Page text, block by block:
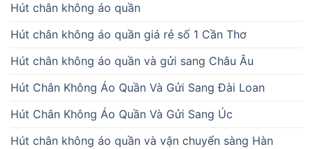
Hút chân không áo quần
Hút chân không áo quần giá rẻ số 1 Cần Thơ
Hút chân không áo quần và gửi sang Châu Âu
Hút Chân Không Áo Quần Và Gửi Sang Đài Loan
Hút Chân Không Áo Quần Và Gửi Sang Úc
Hút chân không áo quần và vận chuyển sàng Hàn